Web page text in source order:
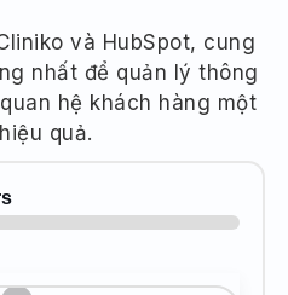
và HubSpot, cung
nhất để quản lý thông
hệ khách hàng một
quả.